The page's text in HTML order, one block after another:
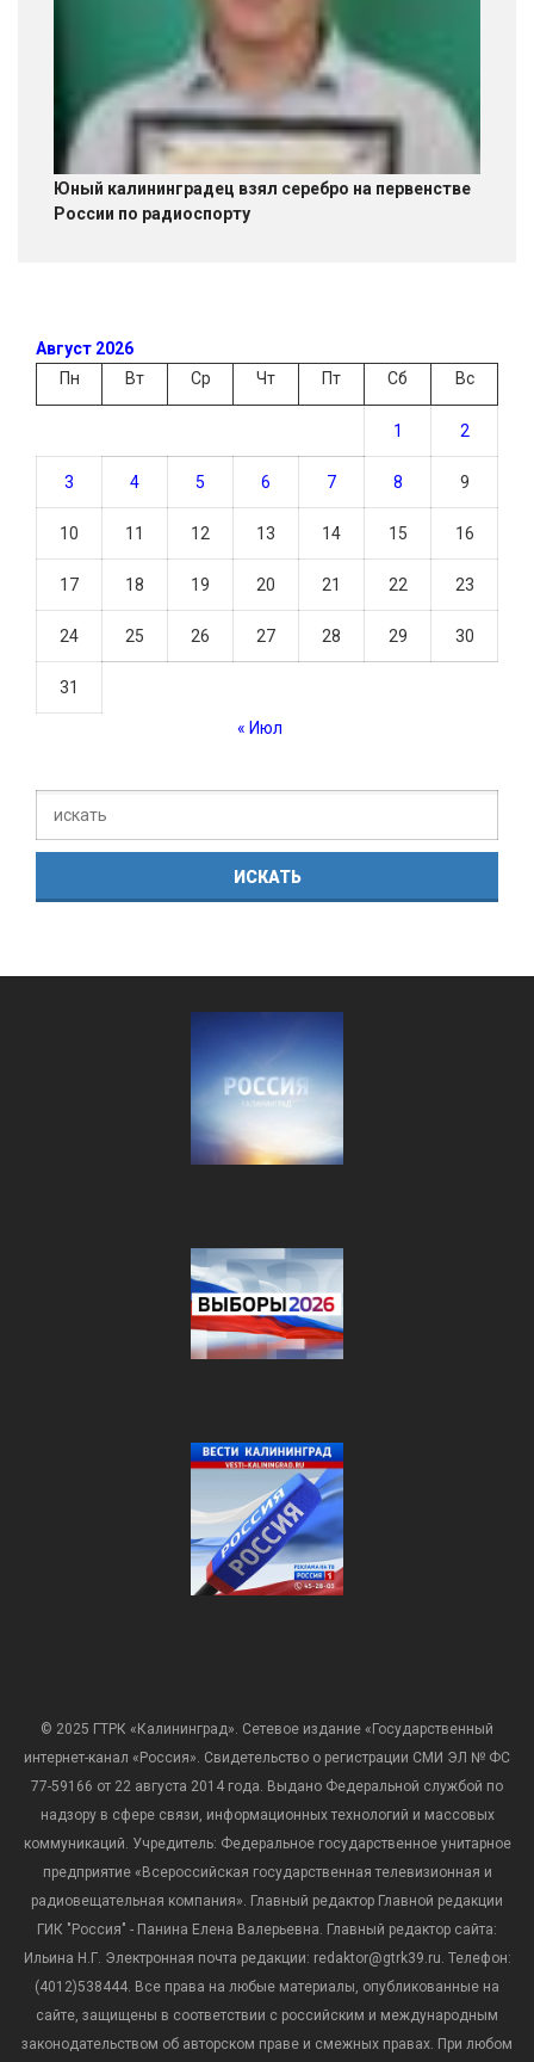
Юный калининградец взял серебро на первенстве
России по радиоспорту
Август 2026
Пн
Вт Ср Чт Пт Сб Вс
1 2
3 4 5 6 7 8 9
10 11 12 13 14 15 16
17 18 19 20 21 22 23
24 25 26 27 28 29 30
31
« Июл
© 2025 ГТРК «Калининград». Сетевое издание «Государственный
интернет-канал «Россия». Свидетельство о регистрации СМИ ЭЛ № ФС
77-59166 от 22 августа 2014 года. Выдано Федеральной службой по
надзору в сфере связи, информационных технологий и массовых
коммуникаций. Учредитель: Федеральное государственное унитарное
предприятие «Всероссийская государственная телевизионная и
радиовещательная компания». Главный редактор Главной редакции
ГИК "Россия" - Панина Елена Валерьевна. Главный редактор сайта:
Ильина Н.Г. Электронная почта редакции: redaktor@gtrk39.ru. Телефон:
(4012)538444. Все права на любые материалы, опубликованные на
сайте, защищены в соответствии с российским и международным
законодательством об авторском праве и смежных правах. При любом